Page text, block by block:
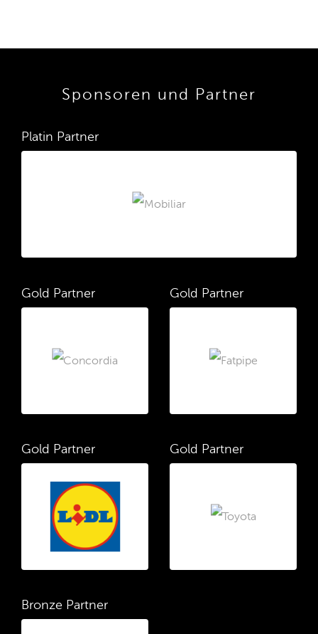
Sponsoren und Partner
Platin Partner
Gold Partner Gold Partner
Gold Partner Gold Partner
Bronze Partner